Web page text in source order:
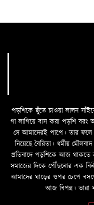
পড়শিকে ছুঁতে চাওয়া লালন
গা লাগিয়ে বাস করা পড়শি বরং
সে আমাদেরই পাপে। তার ফলে
নিয়েছে বৈরিতা। ধর্মীয়
প্রতিবাদে পড়শিকে আজ থাকতে
সমাজের দিকে পৌঁছনোর এক
আমাদের ঘাড়ের ওপর চেপে
আজ বিপন্ন। তারা